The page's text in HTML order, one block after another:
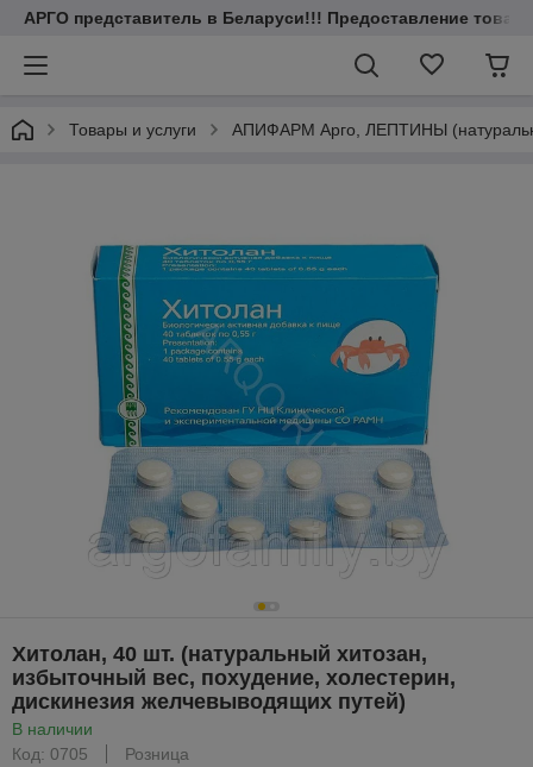
АРГО представитель в Беларуси!!! Предоставление
Товары и услуги АПИФАРМ Арго, ЛЕПТИНЫ
Хитолан, 40 шт. (натуральный хитозан,
избыточный вес, похудение, холестерин,
дискинезия желчевыводящих путей)
В наличии
Код: 0705
Розница